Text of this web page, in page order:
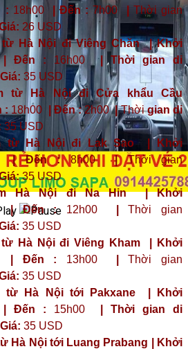
: 18h00| Đến : 7h00
Thời gian
26 USD
Hà Nội đi Viêng Chăn | Khởi
: 16h00| Thời gian di
Giá: 35 USD
từ Hà Nội đi Cửa khẩu Cầu
: 18h00 | Đến :2h00|Thờigian di
35 USD
từ Hà Nội đi Lak Sao | Khởi
Đến :8h00|Thời gian
35 USD
Hà Nội đi Na Hin | Khởi
Đến :12h00|Thời gian
35 USD
Hà Nội đi Viêng Kham | Khởi
Đến : 13h00|Thời gian
35 USD
từ Hà Nội tới Pakxane | Khởi
Đến : 15h00 | Thời gian di
Giá: 35 USD
Hà Nội tới Luang Prabang | Khởi